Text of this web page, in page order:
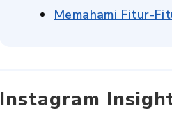
Memahami Fitur-
Instagram